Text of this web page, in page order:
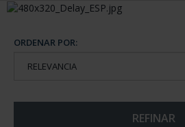
ORDENAR POR:
REFINAR